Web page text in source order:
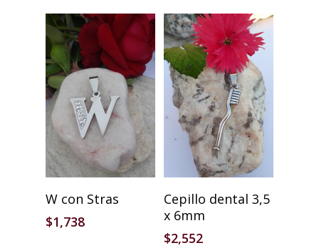
W con Stras
$1,738
Añadir Al Carrito
Cepillo dental 3,5
x 6mm
$2,552